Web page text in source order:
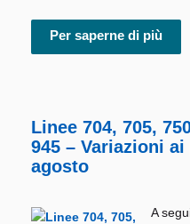
Per saperne di più
Linee 704, 705,
945 – Variazioni
agosto
A